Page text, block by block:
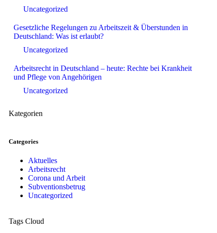
Uncategorized
Gesetzliche Regelungen zu Arbeitszeit & Überstunden in
Deutschland: Was ist erlaubt?
Uncategorized
Arbeitsrecht in Deutschland – heute: Rechte bei Krankheit
und Pflege von Angehörigen
Uncategorized
Kategorien
Categories
Aktuelles
Arbeitsrecht
Corona und Arbeit
Subventionsbetrug
Uncategorized
Tags Cloud